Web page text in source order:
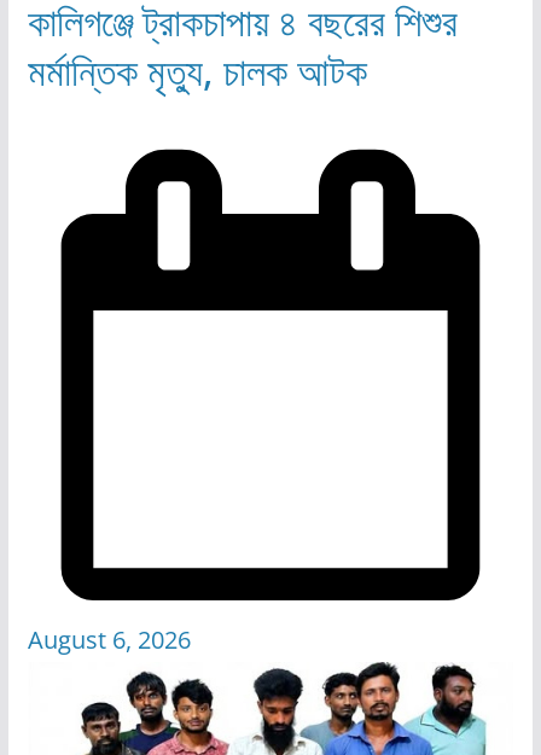
কালিগঞ্জে ট্রাকচাপায় ৪ বছরের শিশুর
মর্মান্তিক মৃত্যু, চালক আটক
August 6, 2026